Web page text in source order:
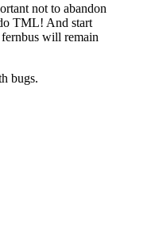
not to abandon
TML! And start
will remain
bugs.